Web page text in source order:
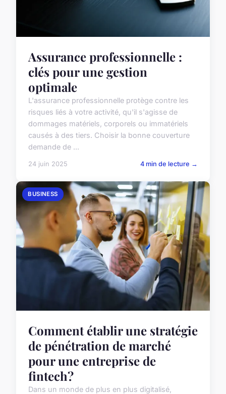
Assurance professionnelle :
clés pour une gestion
optimale
L'assurance professionnelle protège contre les
risques liés à votre activité, qu'il s'agisse de
dommages matériels, corporels ou immatériels
causés à des tiers. Choisir la bonne couverture
demande de ...
24 juin 2025 4 min de lecture →
BUSINESS
Comment établir une stratégie
de pénétration de marché
pour une entreprise de
fintech?
Dans un monde de plus en plus digitalisé,